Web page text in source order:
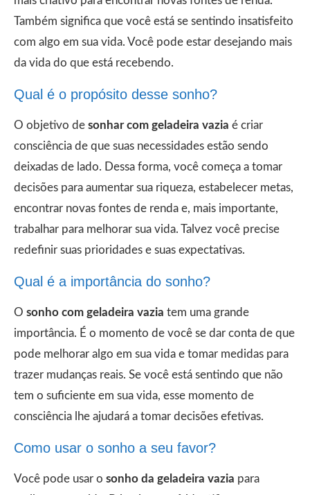
Também significa que você está se sentindo insatisfeito
com algo em sua vida. Você pode estar desejando mais
da vida do que está recebendo.
Qual é o propósito desse sonho?
O objetivo de sonhar com geladeira vazia é criar
consciência de que suas necessidades estão sendo
deixadas de lado. Dessa forma, você começa a tomar
decisões para aumentar sua riqueza, estabelecer metas,
encontrar novas fontes de renda e, mais importante,
trabalhar para melhorar sua vida. Talvez você precise
redefinir suas prioridades e suas expectativas.
Qual é a importância do sonho?
O sonho com geladeira vazia tem uma grande
importância. É o momento de você se dar conta de que
pode melhorar algo em sua vida e tomar medidas para
trazer mudanças reais. Se você está sentindo que não
tem o suficiente em sua vida, esse momento de
consciência lhe ajudará a tomar decisões efetivas.
Como usar o sonho a seu favor?
Você pode usar o sonho da geladeira vazia para